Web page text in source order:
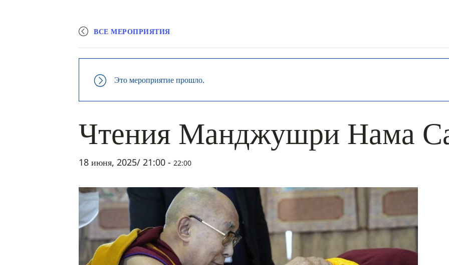
ВСЕ МЕРОПРИЯТИЯ
Это мероприятие прошло.
Чтения Манджушри Нама
18 июня, 2025/ 21:00 - 22:00